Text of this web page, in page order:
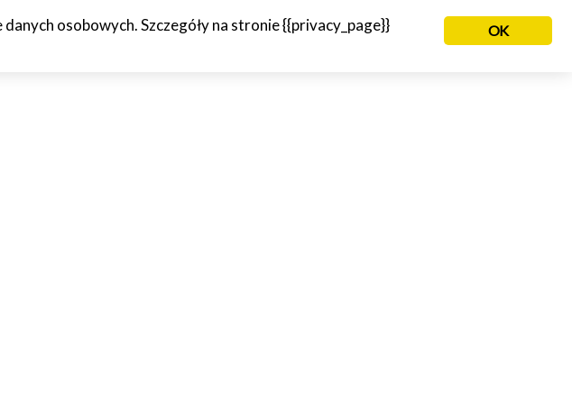
WTF! O MNIE OK
osobowych. Szczegóły na stronie {{privacy_page}}